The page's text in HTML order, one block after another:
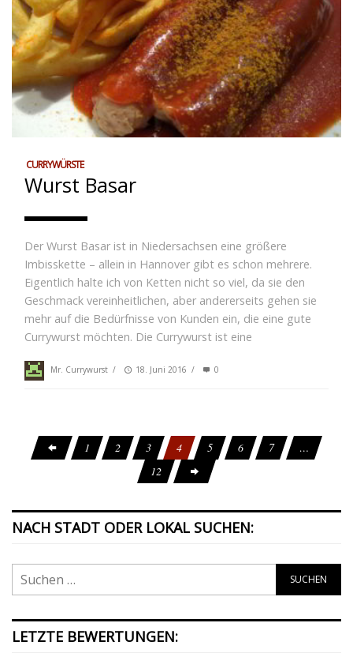
CURRYWÜRSTE
Wurst Basar
Der Wurst Basar ist in Niedersachsen eine größere
Imbisskette – allein in Hannover gibt es schon mehrere.
Eigentlich halte ich von Ketten nicht so viel, da sie den
Geschmack vereinheitlichen, aber andererseits gehen sie
mehr auf die Bedürfnisse von Kunden ein, die eine gute
Currywurst möchten. Die Currywurst ist eine
Mr. Currywurst / 18. Juni 2016 / 0
1 2 3 4 5 6 7
…
12
NACH STADT ODER LOKAL SUCHEN:
LETZTE BEWERTUNGEN: